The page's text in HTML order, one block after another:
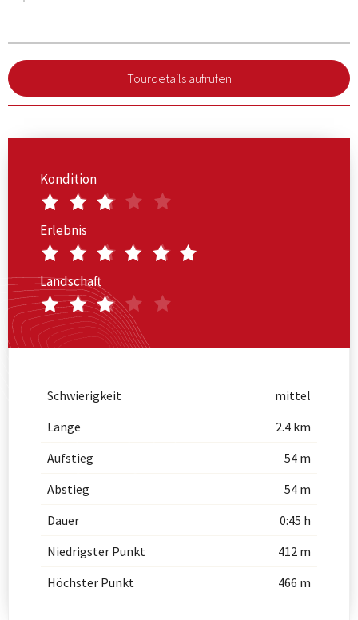
Tourdetails aufrufen
Kondition
Erlebnis
Landschaft
Schwierigkeit
mittel
Länge
2.4 km
Aufstieg
54 m
Abstieg
54 m
Dauer
0:45 h
Niedrigster Punkt
412 m
Höchster Punkt
466 m